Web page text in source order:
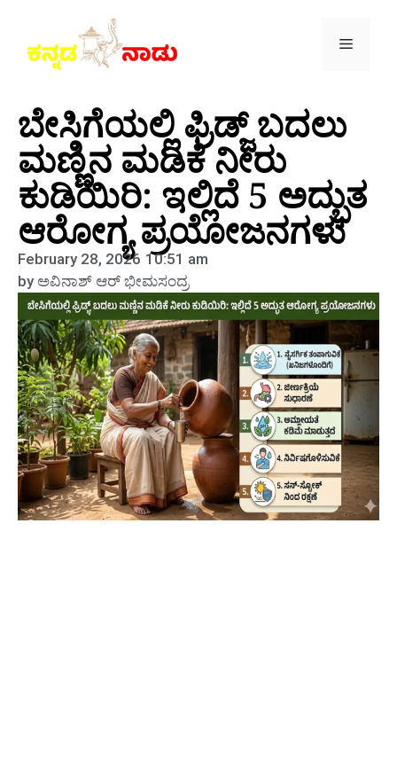
ಬೇಸಿಗೆಯಲ್ಲಿ ಫ್ರಿಡ್ಜ್ ಬದಲು
ಮಣ್ಣಿನ ಮಡಿಕೆ ನೀರು
ಕುಡಿಯಿರಿ: ಇಲ್ಲಿದೆ 5 ಅದ್ಭುತ
ಆರೋಗ್ಯ ಪ್ರಯೋಜನಗಳು
February 28, 2026 10:51 am
byಅವಿನಾಶ್‌ ಆರ್‌ ಭೀಮಸಂದ್ರ